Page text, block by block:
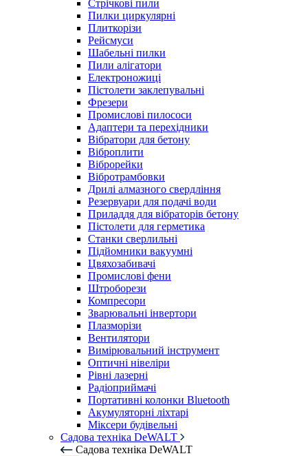
Стрічкові пили
Пилки циркулярні
Плиткорізи
Рейсмуси
Шабельні пилки
Пили алігатори
Електроножиці
Пістолети заклепувальні
Фрезери
Промислові пилососи
Адаптери та перехідники
Вібратори для бетону
Віброплити
Віброрейки
Вібротрамбовки
Дрилі алмазного свердління
Резервуари для подачі води
Приладдя для вібраторів бетону
Пістолети для герметика
Станки сверлильні
Підйомники вакуумні
Цвяхозабивачі
Промислові фени
Штроборези
Компресори
Зварювальні інвертори
Плазморізи
Вентилятори
Вимірювальний інструмент
Оптичні нівеліри
Рівні лазерні
Радіоприймачі
Портативні колонки Bluetooth
Акумуляторні ліхтарі
Міксери будівельні
Садова техніка DeWALT
Садова техніка DeWALT